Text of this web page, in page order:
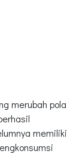
merubah pola
memiliki